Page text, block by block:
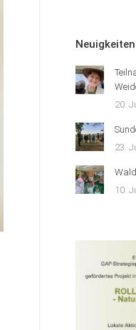
Neuigkeiten
20.
23.
10.